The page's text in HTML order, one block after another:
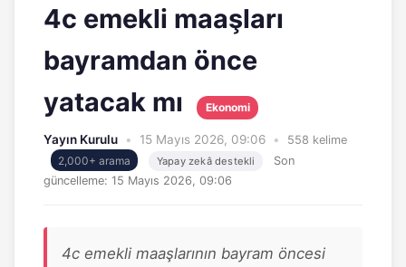
4c emekli maaşları
bayramdan önce
yatacak mı
Ekonomi
Yayın Kurulu • 15 Mayıs 2026, 09:06 •
558 kelime
2,000+ arama
Yapay zekâ destekli
Son
güncelleme: 15 Mayıs 2026, 09:06
4c emekli maaşlarının bayram öncesi